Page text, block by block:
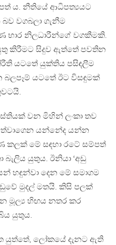
ය. නීතියේ ආධිපත්‍යයට
වගබලා ගැනීම
නිලධාරීන්ගේ වගකීමකි.
කිරීමට සිදුව ඇත්තේ පවතින
යටතේ යුක්තිය පසිඳලීම
යටතේ ඊට විසඳුමක්
වන මිහින් ලංකා තව
යන්නේද යන්න
මේ සඳහා රටේ සම්පත්
යුතුය. ඊනියා ‘අඩු
හඳුන්වා දෙන මේ සමාගම
මුදල් මතයි. කිසි පලක්
මූල්‍ය හිඟය නතර කර
යුතුය.
යුත්තේ, ලෝකයේ දැනට ඇති